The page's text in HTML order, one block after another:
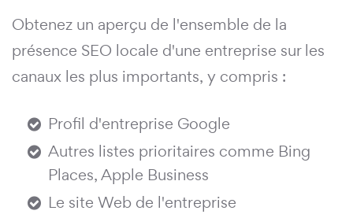
Obtenez un aperçu de l'ensemble de la
présence SEO locale d'une entreprise sur les
canaux les plus importants, y compris :
Profil d'entreprise Google
Autres listes prioritaires comme Bing
Places, Apple Business
Le site Web de l'entreprise